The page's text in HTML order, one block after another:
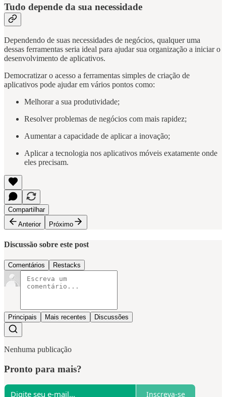
Tudo depende da sua necessidade
Dependendo de suas necessidades de negócios, qualquer uma
dessas ferramentas seria ideal para ajudar sua organização a iniciar o
desenvolvimento de aplicativos.
Democratizar o acesso a ferramentas simples de criação de
aplicativos pode ajudar em vários pontos como:
Melhorar a sua produtividade;
Resolver problemas de negócios com mais rapidez;
Aumentar a capacidade de aplicar a inovação;
Aplicar a tecnologia nos aplicativos móveis exatamente onde
eles precisam.
Compartilhar
Anterior
Próximo
Discussão sobre este post
Comentários Restacks
Principais Mais recentes Discussões
Nenhuma publicação
Pronto para mais?
Inscreva-se